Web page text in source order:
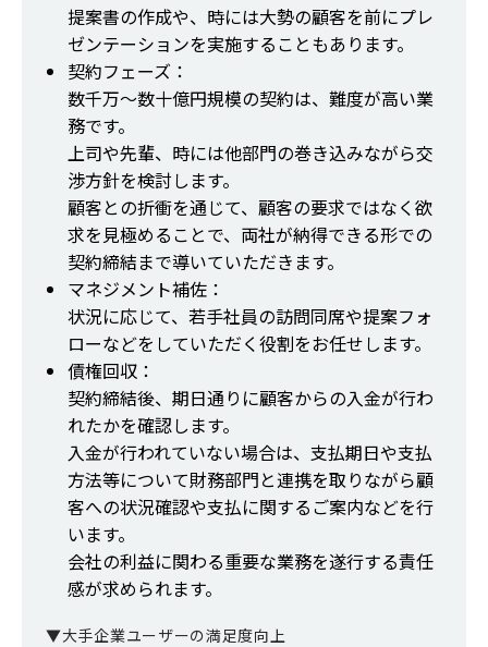
提案書の作成や、時には大勢の顧客を前にプレ
ゼンテーションを実施することもあります。
契約フェーズ：
数千万～数十億円規模の契約は、難度が高い業
務です。
上司や先輩、時には他部門の巻き込みながら交
渉方針を検討します。
顧客との折衝を通じて、顧客の要求ではなく欲
求を見極めることで、両社が納得できる形での
契約締結まで導いていただきます。
マネジメント補佐：
状況に応じて、若手社員の訪問同席や提案フォ
ローなどをしていただく役割をお任せします。
債権回収：
契約締結後、期日通りに顧客からの入金が行わ
れたかを確認します。
入金が行われていない場合は、支払期日や支払
方法等について財務部門と連携を取りながら顧
客への状況確認や支払に関するご案内などを行
います。
会社の利益に関わる重要な業務を遂行する責任
感が求められます。
▼大手企業ユーザーの満足度向上